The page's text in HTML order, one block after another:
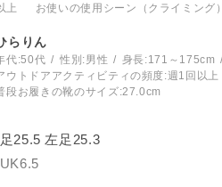
上 お使いの使用シーン（クライミング）
らりん
代:50代 性別:男性 身長:171～175cm
ウトドアアクティビティの頻度:週1回以上
段お履きの靴のサイズ:27.0cm
25.5 左足25.3